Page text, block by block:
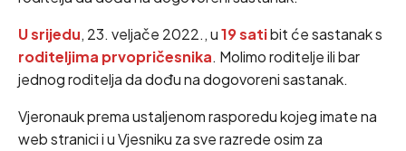
U srijedu, 23. veljače 2022., u19 satibit će sastanak s
roditeljima prvopričesnika. Molimo roditelje ili bar
jednog roditelja da dođu na dogovoreni sastanak.
Vjeronauk prema ustaljenom rasporedu kojeg imate na
web stranici i u Vjesniku za sve razrede osim za